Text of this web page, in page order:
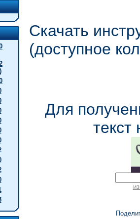
Скачать
(доступное
Для
текст